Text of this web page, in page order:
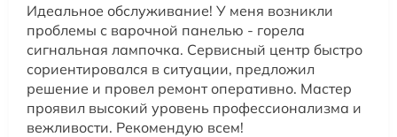
Идеальное обслуживание! У меня возникли
проблемы с варочной панелью - горела
сигнальная лампочка. Сервисный центр быстро
сориентировался в ситуации, предложил
решение и провел ремонт оперативно. Мастер
проявил высокий уровень профессионализма и
вежливости. Рекомендую всем!